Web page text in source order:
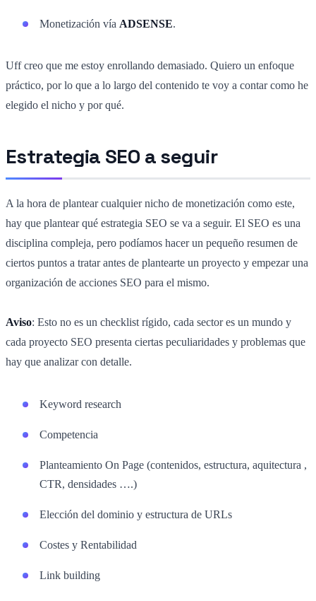
Monetización vía ADSENSE.
Uff creo que me estoy enrollando demasiado. Quiero un enfoque
práctico, por lo que a lo largo del contenido te voy a contar como he
elegido el nicho y por qué.
Estrategia SEO a seguir
A la hora de plantear cualquier nicho de monetización como este,
hay que plantear qué estrategia SEO se va a seguir. El SEO es una
disciplina compleja, pero podíamos hacer un pequeño resumen de
ciertos puntos a tratar antes de plantearte un proyecto y empezar una
organización de acciones SEO para el mismo.
Aviso: Esto no es un checklist rígido, cada sector es un mundo y
cada proyecto SEO presenta ciertas peculiaridades y problemas que
hay que analizar con detalle.
Keyword research
Competencia
Planteamiento On Page (contenidos, estructura, aquitectura ,
CTR, densidades ….)
Elección del dominio y estructura de URLs
Costes y Rentabilidad
Link building